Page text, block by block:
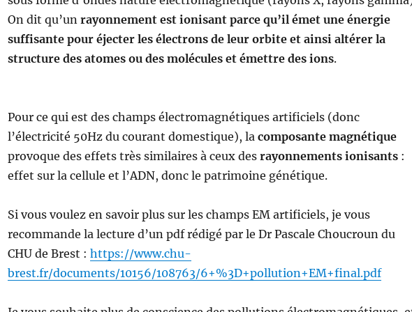
On dit qu’unrayonnement est ionisant parce qu’il émet une énergie
suffisante pour éjecter les électrons de leur orbite et ainsi altérer la
structure des atomes ou des molécules et émettre des ions.
Pour ce qui est des champs électromagnétiques artificiels (donc
l’électricité 50Hz du courant domestique), la composante magnétique
provoque des effets très similaires à ceux des rayonnements ionisants:
effet sur la cellule et l’ADN, donc le patrimoine génétique.
Si vous voulez en savoir plus sur les champs EM artificiels, je vous
recommande la lecture d’un pdf rédigé par le Dr Pascale Choucroun du
CHU de Brest : https://www.chu-
brest.fr/documents/10156/108763/6+%3D+pollution+EM+final.pdf